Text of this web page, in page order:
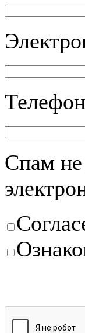
Телефон
Спам не